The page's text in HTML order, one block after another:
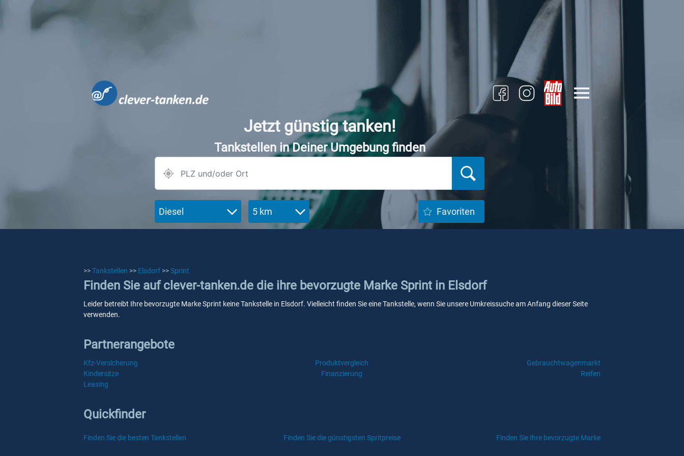
Jetzt günstig tanken!
Tankstellen in Deiner Umgebung finden
Diesel 5 km Favoriten
>>Tankstellen >> Elsdorf >>Sprint
Finden Sie auf clever-tanken.de die ihre bevorzugte Marke Sprint in Elsdorf
Leider betreibt Ihre bevorzugte Marke Sprint keine Tankstelle in Elsdorf. Vielleicht finden Sie eine Tankstelle, wenn Sie unsere Umkreissuche am Anfang dieser Seite
verwenden.
Partnerangebote
Kfz-Versicherung Produktvergleich
Gebrauchtwagenmarkt
Kindersitze
Finanzierung
Reifen
Leasing
Quickfinder
Finden Sie die besten Tankstellen Finden Sie die günstigsten Spritpreise Finden Sie Ihre bevorzugte Marke